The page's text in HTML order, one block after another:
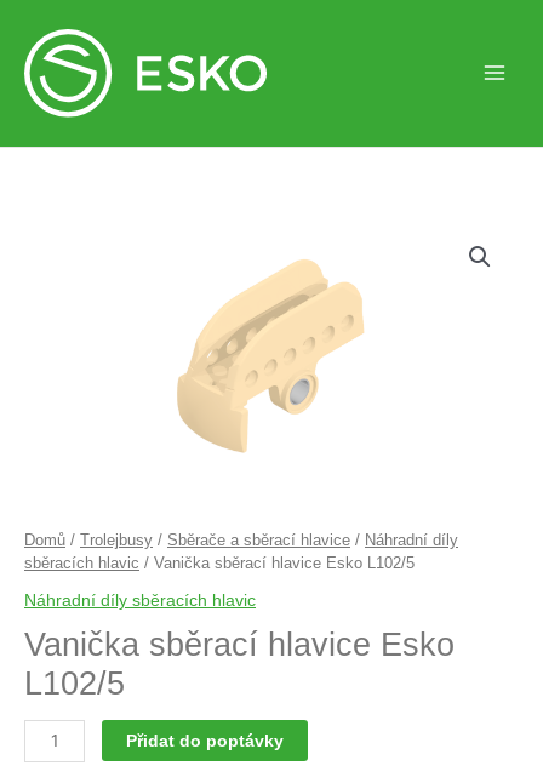
Domů / Trolejbusy / Sběrače a sběrací hlavice / Náhradní díly
sběracích hlavic / Vanička sběrací hlavice Esko L102/5
Náhradní díly sběracích hlavic
Vanička sběrací hlavice Esko
L102/5
Přidat do poptávky